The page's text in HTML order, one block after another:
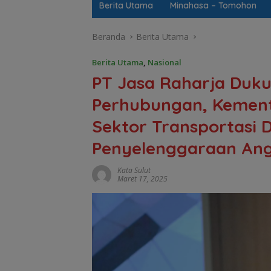
Berita Utama Minahasa – Tomohon
Beranda Berita Utama
Berita Utama, Nasional
PT Jasa Raharja
Perhubungan,
Sektor Transportasi
Penyelenggaraan
Kata Sulut
Maret 17, 2025